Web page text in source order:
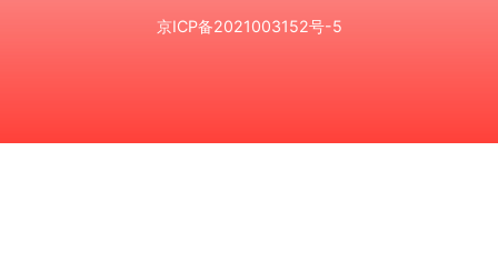
京ICP备2021003152号-5